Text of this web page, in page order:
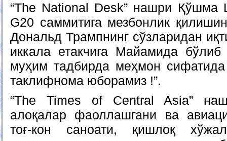
“The National Desk” нашри Қўшма
G20 саммитига мезбонлик
Дональд Трампнинг сўзларидан
иккала етакчига Майамида
муҳим тадбирда меҳмон
таклифнома юборамиз !”.
“The Times of Central Asia”
алоқалар фаоллашгани ва
тоғ-кон саноати, қишлоқ